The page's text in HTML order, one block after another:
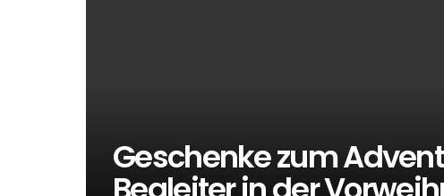
Geschenke zum